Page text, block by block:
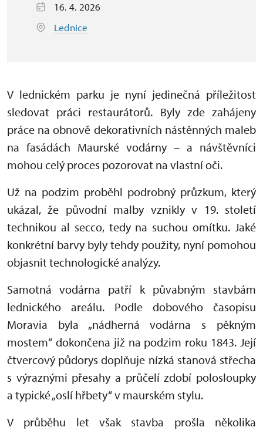
16. 4. 2026
Lednice
V lednickém parku je nyní jedinečná příležitost
sledovat práci restaurátorů. Byly zde zahájeny
práce na obnově dekorativních nástěnných maleb
na fasádách Maurské vodárny – a návštěvníci
mohou celý proces pozorovat na vlastní oči.
Už na podzim proběhl podrobný průzkum, který
ukázal, že původní malby vznikly v 19. století
technikou al secco, tedy na suchou omítku. Jaké
konkrétní barvy byly tehdy použity, nyní pomohou
objasnit technologické analýzy.
Samotná vodárna patří k půvabným stavbám
lednického areálu. Podle dobového časopisu
Moravia byla „nádherná vodárna s pěkným
mostem“ dokončena již na podzim roku 1843. Její
čtvercový půdorys doplňuje nízká stanová střecha
s výraznými přesahy a průčelí zdobí polosloupky
a typické „oslí hřbety“ v maurském stylu.
V průběhu let však stavba prošla několika